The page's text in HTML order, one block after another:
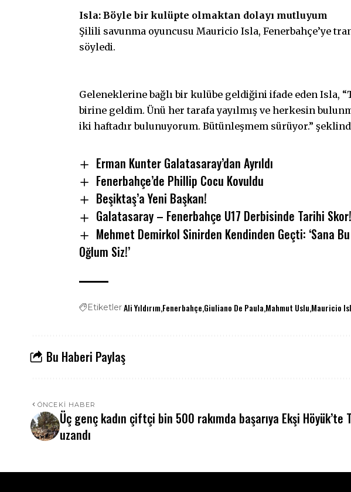
Isla: Böyle bir kulüpte olmaktan dolayı mutluyum
Şilili savunma oyuncusu Mauricio Isla, Fenerbahçe’ye
söyledi.
Geleneklerine bağlı bir kulübe geldiğini ifade eden Isla,
birine geldim. Ünü her tarafa yayılmış ve herkesin
iki haftadır bulunuyorum. Bütünleşmem sürüyor.”
Erman Kunter Galatasaray’dan Ayrıldı
Fenerbahçe’de Phillip Cocu Kovuldu
Beşiktaş’a Yeni Başkan!
Galatasaray – Fenerbahçe U17 Derbisinde Tarihi Skor!
Mehmet Demirkol Sinirden Kendinden Geçti: ‘Sana
Oğlum Siz!’
EtiketlerAli YıldırımFenerbahçe Giuliano De Paula Mahmut Uslu Mauricio
Bu Haberi Paylaş
ÖNCEKI HABER
Üç genç kadın çiftçi bin 500 rakımda başarıya
uzandı
Ekşi